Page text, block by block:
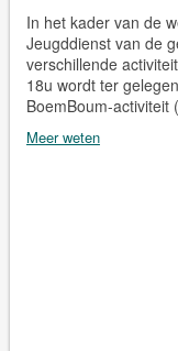
In het kader van de
Jeugddienst van de
verschillende
18u wordt ter
BoemBoum-activiteit
Meer weten